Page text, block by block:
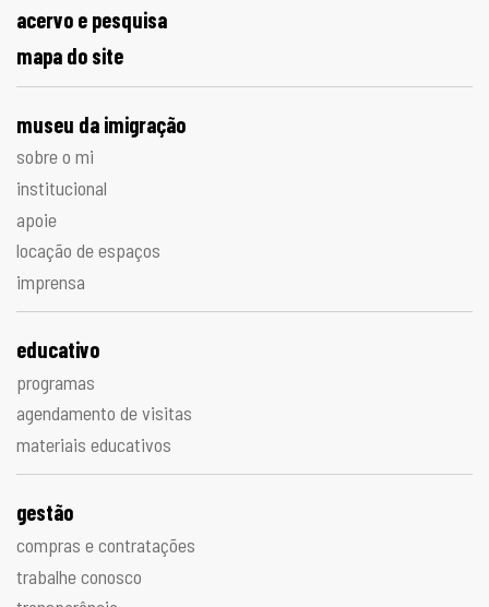
acervo e pesquisa
mapa do site
museu da imigração
sobre o mi
institucional
apoie
locação de espaços
imprensa
educativo
programas
agendamento de visitas
materiais educativos
gestão
compras e contratações
trabalhe conosco